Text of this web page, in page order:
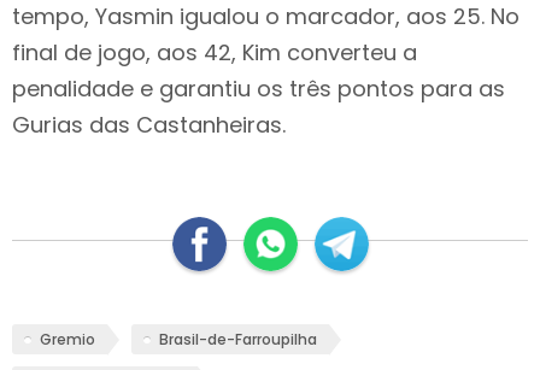
tempo, Yasmin igualou o marcador, aos 25. No
final de jogo, aos 42, Kim converteu a
penalidade e garantiu os três pontos para as
Gurias das Castanheiras.
Gremio Brasil-de-Farroupilha